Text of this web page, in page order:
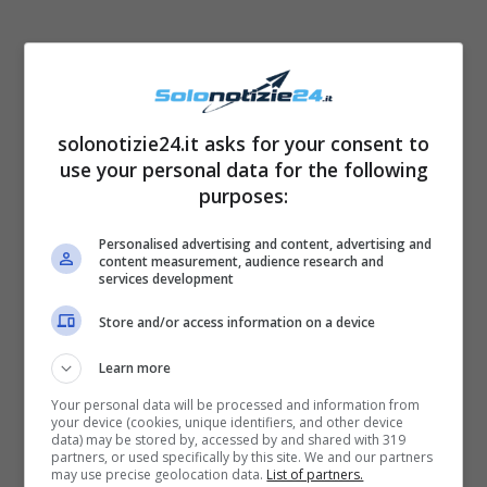
solonotizie24.it asks for your consent to
use your personal data for the following
purposes:
Personalised advertising and content, advertising and
content measurement, audience research and
services development
Store and/or access information on a device
Learn more
Your personal data will be processed and information from
your device (cookies, unique identifiers, and other device
data) may be stored by, accessed by and shared with 319
partners, or used specifically by this site. We and our partners
may use precise geolocation data. List of partners.